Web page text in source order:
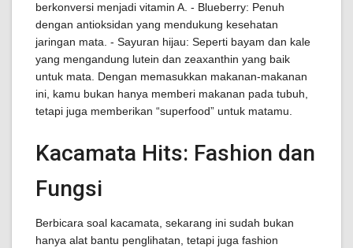
berkonversi menjadi vitamin A. - Blueberry: Penuh
dengan antioksidan yang mendukung kesehatan
jaringan mata. - Sayuran hijau: Seperti bayam dan kale
yang mengandung lutein dan zeaxanthin yang baik
untuk mata. Dengan memasukkan makanan-makanan
ini, kamu bukan hanya memberi makanan pada tubuh,
tetapi juga memberikan “superfood” untuk matamu.
Kacamata Hits: Fashion dan
Fungsi
Berbicara soal kacamata, sekarang ini sudah bukan
hanya alat bantu penglihatan, tetapi juga fashion